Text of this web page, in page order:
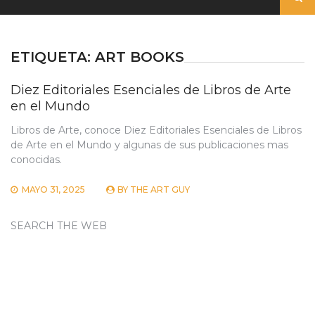
ETIQUETA: ART BOOKS
Diez Editoriales Esenciales de Libros de Arte
en el Mundo
Libros de Arte, conoce Diez Editoriales Esenciales de Libros
de Arte en el Mundo y algunas de sus publicaciones mas
conocidas.
MAYO 31, 2025 BY THE ART GUY
SEARCH THE WEB